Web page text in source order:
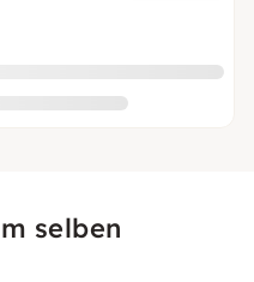
selben